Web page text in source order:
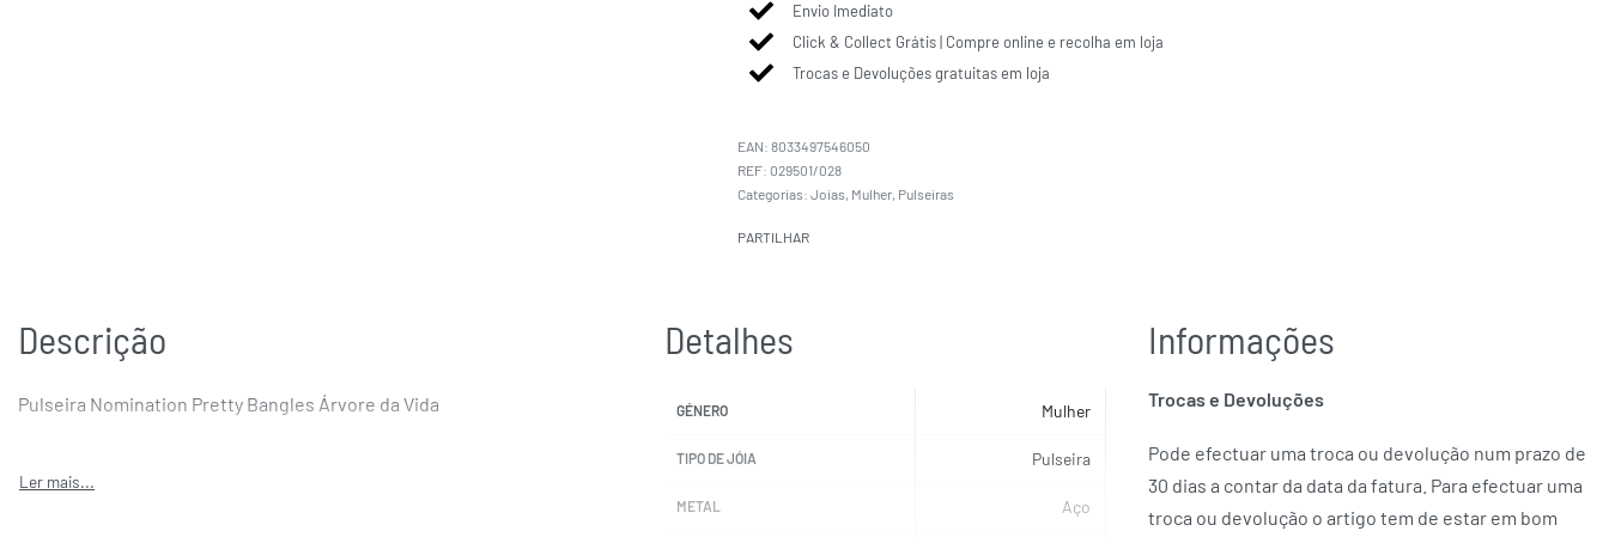
Envio Imediato
Click & Collect Grátis | Compre online e recolha em loja
Trocas e Devoluções gratuitas em loja
EAN:8033497546050
029501/028
Categorias:Joias, Mulher, Pulseiras
PARTILHAR
Descrição
Pulseira Nomination Pretty Bangles Árvore da Vida
Detalhes
GÉNERO Mulher
TIPO DE JÓIA Pulseira
METAL Aço
Informações
Trocas e Devoluções
Pode efectuar uma troca ou devolução num prazo de
30 dias a contar da data da fatura. Para efectuar uma
troca ou devolução o artigo tem de estar em bom